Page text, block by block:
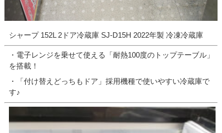
シャープ 152L 2ドア冷蔵庫 SJ-D15H 2022年製 冷凍冷蔵庫
・電子レンジを乗せて使える「耐熱100度のトップテーブル」
を搭載！
・「付け替えどっちもドア」採用機種で使いやすい冷蔵庫で
す♪